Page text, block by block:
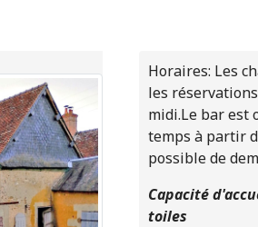
Horaires: Les
les
midi.Le bar est
temps à partir
possible de
Capacité
toiles